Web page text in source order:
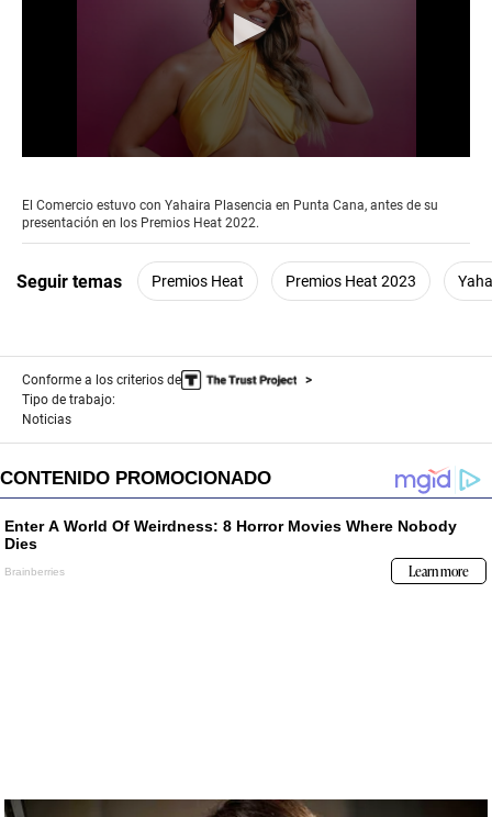
of
1
minute,
seconds
El Comercio estuvo con Yahaira Plasencia en Punta Cana, antes de su
presentación en los Premios Heat 2022.
Seguir temas Premios Heat Premios Heat 2023
Conforme a los criterios de
Tipo de trabajo:
Noticias